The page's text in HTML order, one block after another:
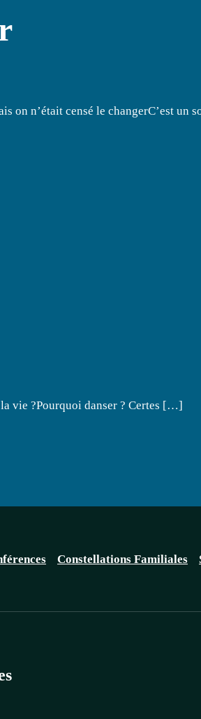
on n’était censé le changerC’est un
vie ?Pourquoi danser ? Certes […]
Constellations Familiales